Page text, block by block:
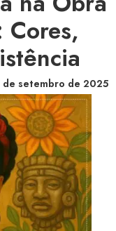
Cores,
de setembro de 2025